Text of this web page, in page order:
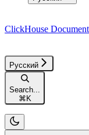
ClickHouse
Русский
Search...
⌘K